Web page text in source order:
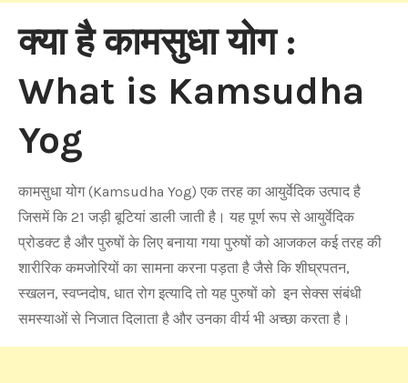
क्या है कामसुधा योग :
What is Kamsudha
Yog
कामसुधा योग (Kamsudha Yog) एक तरह का आयुर्वेदिक उत्पाद है
जिसमें कि 21 जड़ी बूटियां डाली जाती है। यह पूर्ण रूप से आयुर्वेदिक
प्रोडक्ट है और पुरुषों के लिए बनाया गया पुरुषों को आजकल कई तरह की
शारीरिक कमजोरियों का सामना करना पड़ता है जैसे कि शीघ्रपतन,
स्खलन, स्वप्नदोष, धात रोग इत्यादि तो यह पुरुषों को इन सेक्स संबंधी
समस्याओं से निजात दिलाता है और उनका वीर्य भी अच्छा करता है।